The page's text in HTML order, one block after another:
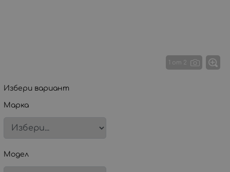
1 от 2
Избери вариант
Марка
Модел